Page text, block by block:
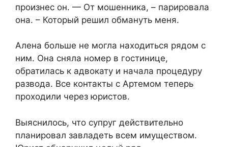
произнес он. — От мошенника, – парировала
она. – Который решил обмануть меня.
Алена больше не могла находиться рядом с
ним. Она сняла номер в гостинице,
обратилась к адвокату и начала процедуру
развода. Все контакты с Артемом теперь
проходили через юристов.
Выяснилось, что супруг действительно
планировал завладеть всем имуществом.